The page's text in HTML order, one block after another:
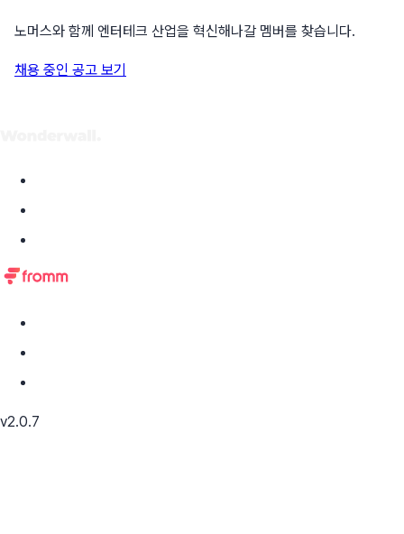
노머스와 함께 엔터테크 산업을 혁신해나갈 멤버를 찾습니다.
채용 중인 공고 보기
v2.0.7